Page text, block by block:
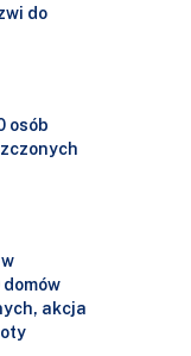
do
osób
domów
akcja